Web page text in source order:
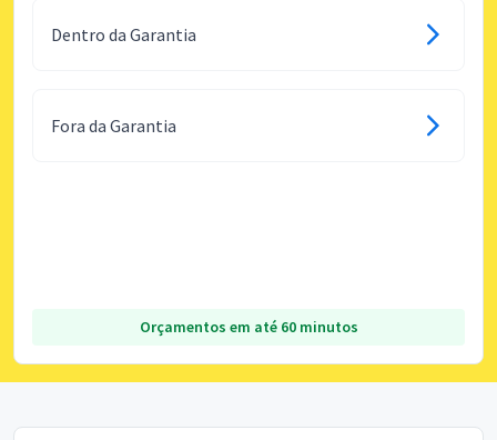
Dentro da Garantia
Fora da Garantia
Orçamentos em até 60 minutos